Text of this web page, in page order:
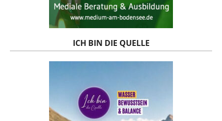
ICH BIN DIE QUELLE